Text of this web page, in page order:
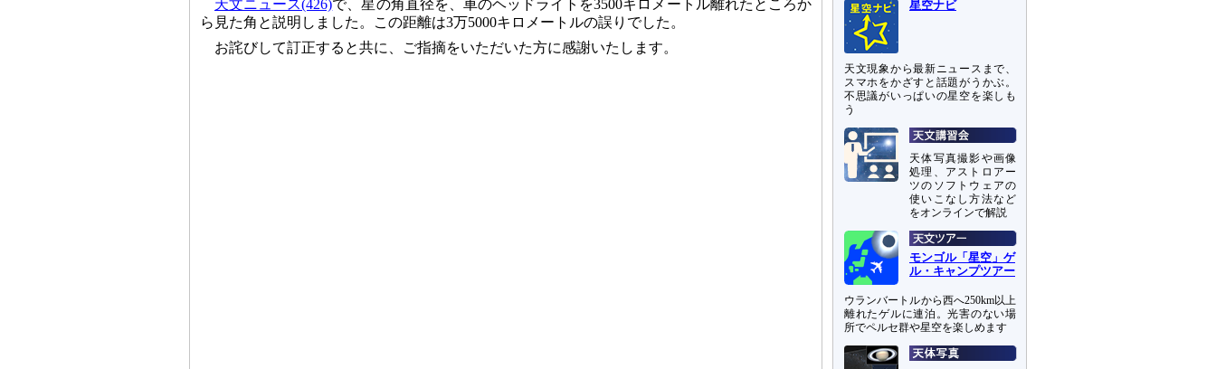
天文ニュース(426)で、星の角直径を、車のヘッドライトを3500キロメートル離れたところか
ら見た角と説明しました。この距離は3万5000キロメートルの誤りでした。
お詫びして訂正すると共に、ご指摘をいただいた方に感謝いたします。
星空ナビ
天文現象から最新ニュースまで、
スマホをかざすと話題がうかぶ。
不思議がいっぱいの星空を楽しも
う
天体写真撮影や画像
処理、アストロアー
ツのソフトウェアの
使いこなし方法など
をオンラインで解説
モンゴル「星空」ゲ
ル・キャンプツアー
ウランバートルから西へ250km以上
離れたゲルに連泊。光害のない場
所でペルセ群や星空を楽しめます